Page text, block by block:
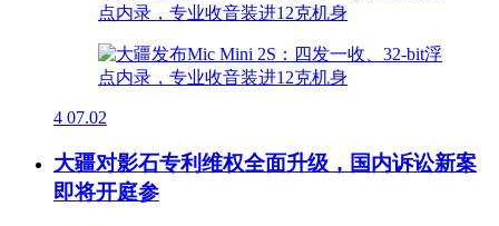
4 07.02
大疆对影石专利维权全面升级，国内诉讼新案
即将开庭参